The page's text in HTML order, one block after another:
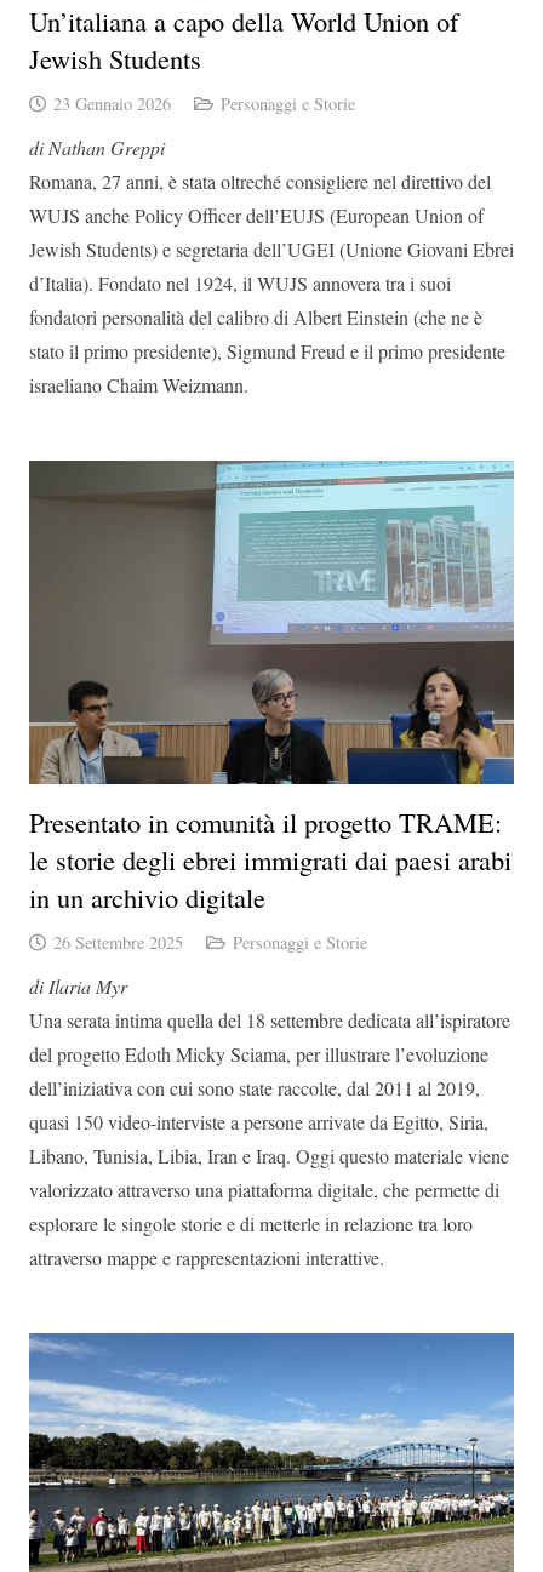
Un’italiana a capo della World Union of
Jewish Students
23 Gennaio 2026 Personaggi e Storie
di Nathan Greppi
Romana, 27 anni, è stata oltreché consigliere nel direttivo del
WUJS anche Policy Officer dell’EUJS (European Union of
Jewish Students) e segretaria dell’UGEI (Unione Giovani Ebrei
d’Italia). Fondato nel 1924, il WUJS annovera tra i suoi
fondatori personalità del calibro di Albert Einstein (che ne è
stato il primo presidente), Sigmund Freud e il primo presidente
israeliano Chaim Weizmann.
Presentato in comunità il progetto TRAME:
le storie degli ebrei immigrati dai paesi arabi
in un archivio digitale
26 Settembre 2025 Personaggi e Storie
di Ilaria Myr
Una serata intima quella del 18 settembre dedicata all’ispiratore
del progetto Edoth Micky Sciama, per illustrare l’evoluzione
dell’iniziativa con cui sono state raccolte, dal 2011 al 2019,
quasi 150 video-interviste a persone arrivate da Egitto, Siria,
Libano, Tunisia, Libia, Iran e Iraq. Oggi questo materiale viene
valorizzato attraverso una piattaforma digitale, che permette di
esplorare le singole storie e di metterle in relazione tra loro
attraverso mappe e rappresentazioni interattive.